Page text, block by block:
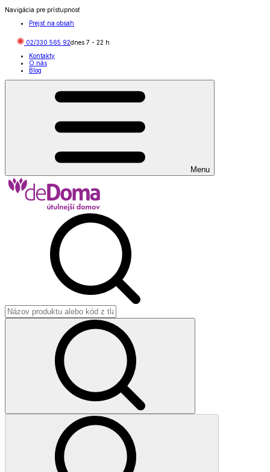
Navigácia pre prístupnosť
Prejsť na obsah
02/330 565 92dnes 7 - 22 h
Kontakty
O nás
Blog
Menu